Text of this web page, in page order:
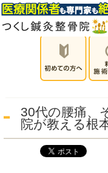
30代の腰痛、
院が教える根